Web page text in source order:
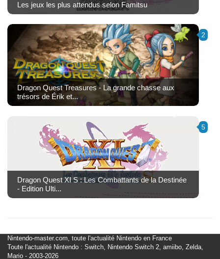
Les jeux les plus attendus selon Famitsu
2
Dragon Quest Treasures - La grande chasse aux
trésors de Érik et...
5
Dragon Quest XI S : Les Combattants de la Destinée
- Edition Ulti...
Nintendo-master.com, toute l'actualité Nintendo en France
Toute l'actualité Nintendo : Switch, Nintendo Switch 2, amiibo, Zelda,
Mario - 2003-2026